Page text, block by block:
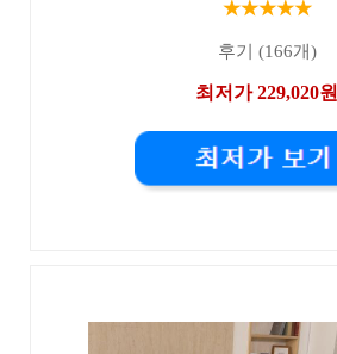
★★★★★
후기 (166개)
최저가 229,020원